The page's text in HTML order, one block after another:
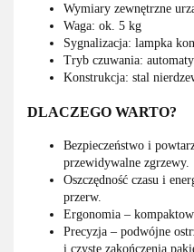
Wymiary zewnętrzne
Waga: ok. 5 kg
Sygnalizacja: lampka
Tryb czuwania:
Konstrukcja: stal
DLACZEGO WARTO?
Bezpieczeństwo i
przewidywalne zgrzewy.
Oszczędność czasu i
przerw.
Ergonomia –
Precyzja – podwójne
i czyste zakończenia